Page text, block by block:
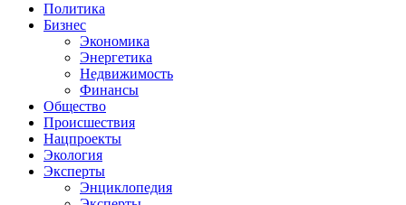
Политика
Бизнес
Экономика
Энергетика
Недвижимость
Финансы
Общество
Происшествия
Нацпроекты
Экология
Эксперты
Энциклопедия